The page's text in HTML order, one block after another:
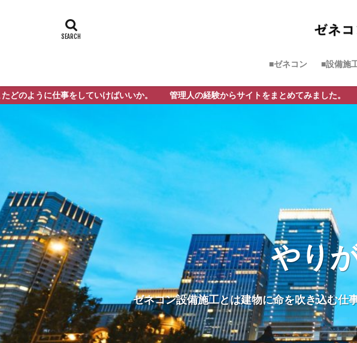
■ゼネコン ■設備施
いいか。 管理人の経験からサイトをまとめてみました。
やり
ゼネコン設備施工とは建物に命を吹き込む仕